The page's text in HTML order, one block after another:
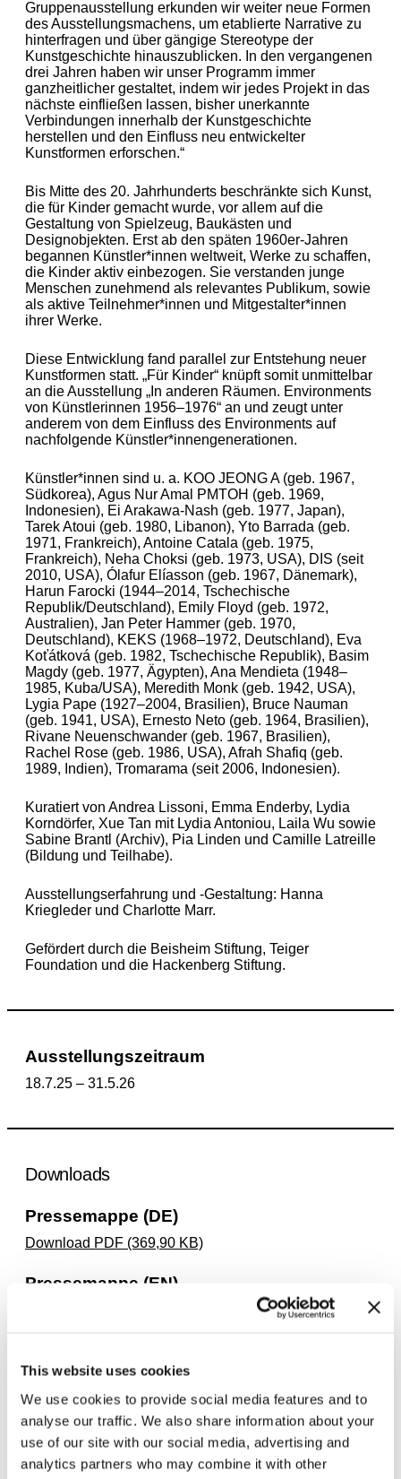
This website uses cookies
We use cookies to provide social media features and to
analyse our traffic. We also share information about your
use of our site with our social media, advertising and
analytics partners who may combine it with other
Gruppenausstellung erkunden wir weiter neue Formen
des Ausstellungsmachens, um etablierte Narrative zu
hinterfragen und über gängige Stereotype der
Kunstgeschichte hinauszublicken. In den vergangenen
drei Jahren haben wir unser Programm immer
ganzheitlicher gestaltet, indem wir jedes Projekt in das
nächste einfließen lassen, bisher unerkannte
Verbindungen innerhalb der Kunstgeschichte
herstellen und den Einfluss neu entwickelter
Kunstformen erforschen.“
Bis Mitte des 20. Jahrhunderts beschränkte sich Kunst,
die für Kinder gemacht wurde, vor allem auf die
Gestaltung von Spielzeug, Baukästen und
Designobjekten. Erst ab den späten 1960er-Jahren
begannen Künstler*innen weltweit, Werke zu schaffen,
die Kinder aktiv einbezogen. Sie verstanden junge
Menschen zunehmend als relevantes Publikum, sowie
als aktive Teilnehmer*innen und Mitgestalter*innen
ihrer Werke.
Diese Entwicklung fand parallel zur Entstehung neuer
Kunstformen statt. „Für Kinder“ knüpft somit unmittelbar
an die Ausstellung „In anderen Räumen. Environments
von Künstlerinnen 1956–1976“ an und zeugt unter
anderem von dem Einfluss des Environments auf
nachfolgende Künstler*innengenerationen.
Künstler*innen sind u. a. KOO JEONG A (geb. 1967,
Südkorea), Agus Nur Amal PMTOH (geb. 1969,
Indonesien), Ei Arakawa-Nash (geb. 1977, Japan),
Tarek Atoui (geb. 1980, Libanon), Yto Barrada (geb.
1971, Frankreich), Antoine Catala (geb. 1975,
Frankreich), Neha Choksi (geb. 1973, USA), DIS (seit
2010, USA), Ólafur Elíasson (geb. 1967, Dänemark),
Harun Farocki (1944–2014, Tschechische
Republik/Deutschland), Emily Floyd (geb. 1972,
Australien), Jan Peter Hammer (geb. 1970,
Deutschland), KEKS (1968–1972, Deutschland), Eva
Koťátková (geb. 1982, Tschechische Republik), Basim
Magdy (geb. 1977, Ägypten), Ana Mendieta (1948–
1985, Kuba/USA), Meredith Monk (geb. 1942, USA),
Lygia Pape (1927–2004, Brasilien), Bruce Nauman
(geb. 1941, USA), Ernesto Neto (geb. 1964, Brasilien),
Rivane Neuenschwander (geb. 1967, Brasilien),
Rachel Rose (geb. 1986, USA), Afrah Shafiq (geb.
1989, Indien), Tromarama (seit 2006, Indonesien).
Kuratiert von Andrea Lissoni, Emma Enderby, Lydia
Korndörfer, Xue Tan mit Lydia Antoniou, Laila Wu sowie
Sabine Brantl (Archiv), Pia Linden und Camille Latreille
(Bildung und Teilhabe).
Ausstellungserfahrung und -Gestaltung: Hanna
Kriegleder und Charlotte Marr.
Gefördert durch die Beisheim Stiftung, Teiger
Foundation und die Hackenberg Stiftung.
Ausstellungszeitraum
18.7.25 – 31.5.26
Downloads
Pressemappe (DE)
Download PDF (369,90 KB)
Pressemappe (EN)
Download PDF (194,02 KB)
Pressemitteilung (EN)
Download PDF (192,47 KB)